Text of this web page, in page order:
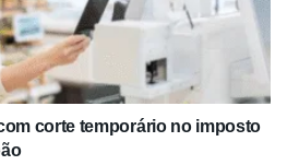
corte temporário no imposto